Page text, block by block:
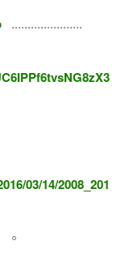
......................
03/14/2008_201
。